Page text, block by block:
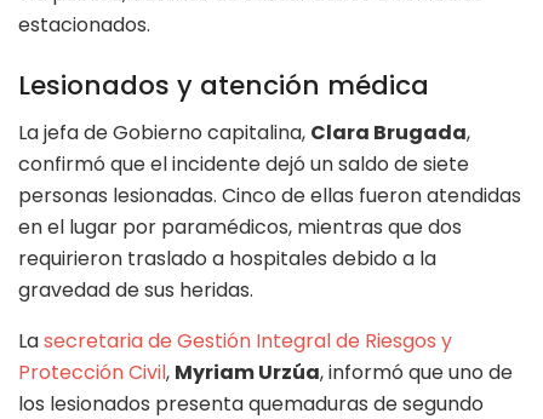
estacionados.
Lesionados y atención médica
La jefa de Gobierno capitalina, Clara Brugada,
confirmó que el incidente dejó un saldo de siete
personas lesionadas. Cinco de ellas fueron atendidas
en el lugar por paramédicos, mientras que dos
requirieron traslado a hospitales debido a la
gravedad de sus heridas.
Lasecretaria de Gestión Integral de Riesgos y
Protección Civil, Myriam Urzúa, informó que uno de
los lesionados presenta quemaduras de segundo